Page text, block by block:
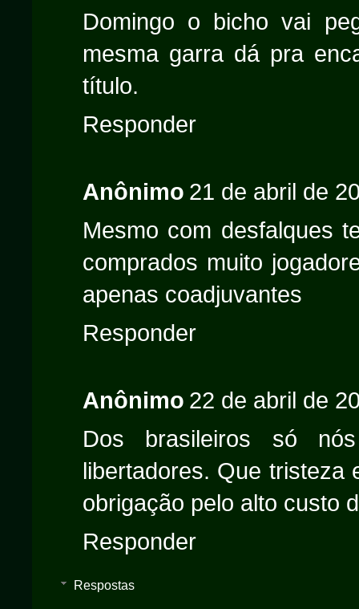
Domingo o bicho vai
mesma garra dá pra
título.
Responder
Anônimo 21 de abril de
Mesmo com desfalques
comprados muito
apenas coadjuvantes
Responder
Anônimo 22 de abril de
Dos brasileiros só
libertadores. Que tristeza
obrigação pelo alto custo
Responder
Respostas